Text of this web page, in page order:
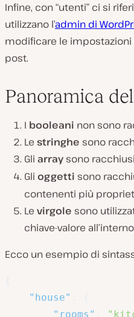
Infine, con “utenti” ci si
utilizzano l’admin di
modificare le
post.
Panoramica
I booleani non sono
Le stringhe sono
Gli array sono
Gli oggetti sono
contenenti più
Le virgole sono
chiave-valore
Ecco un esempio di
"house"
"rooms"